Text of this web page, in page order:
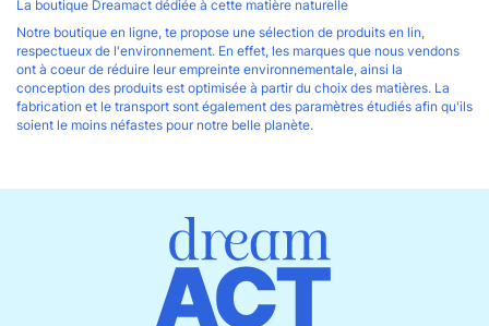
La boutique Dreamact dédiée à cette matière naturelle
Notre boutique en ligne, te propose une sélection de produits en lin,
respectueux de l'environnement. En effet, les marques que nous vendons
ont à coeur de réduire leur empreinte environnementale, ainsi la
conception des produits est optimisée à partir du choix des matières. La
fabrication et le transport sont également des paramètres étudiés afin qu'ils
soient le moins néfastes pour notre belle planète.